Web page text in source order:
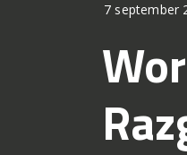
7 september